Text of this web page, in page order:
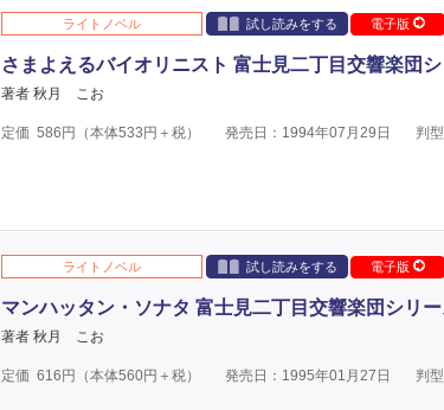
ライトノベル 試し読みをする 電子版
さまよえるバイオリニスト 富士見二丁目交響楽団
著者 秋月 こお
定価 586円（本体533円＋税） 発売日：1994年07月29日 判
ライトノベル 試し読みをする 電子版
マンハッタン・ソナタ 富士見二丁目交響楽団シリ
著者 秋月 こお
定価 616円（本体560円＋税） 発売日：1995年01月27日 判